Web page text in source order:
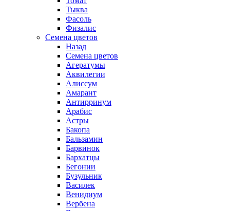
Тыква
Фасоль
Физалис
Семена цветов
Назад
Семена цветов
Агератумы
Аквилегии
Алиссум
Амарант
Антирринум
Арабис
Астры
Бакопа
Бальзамин
Барвинок
Бархатцы
Бегонии
Бузульник
Василек
Венидиум
Вербена